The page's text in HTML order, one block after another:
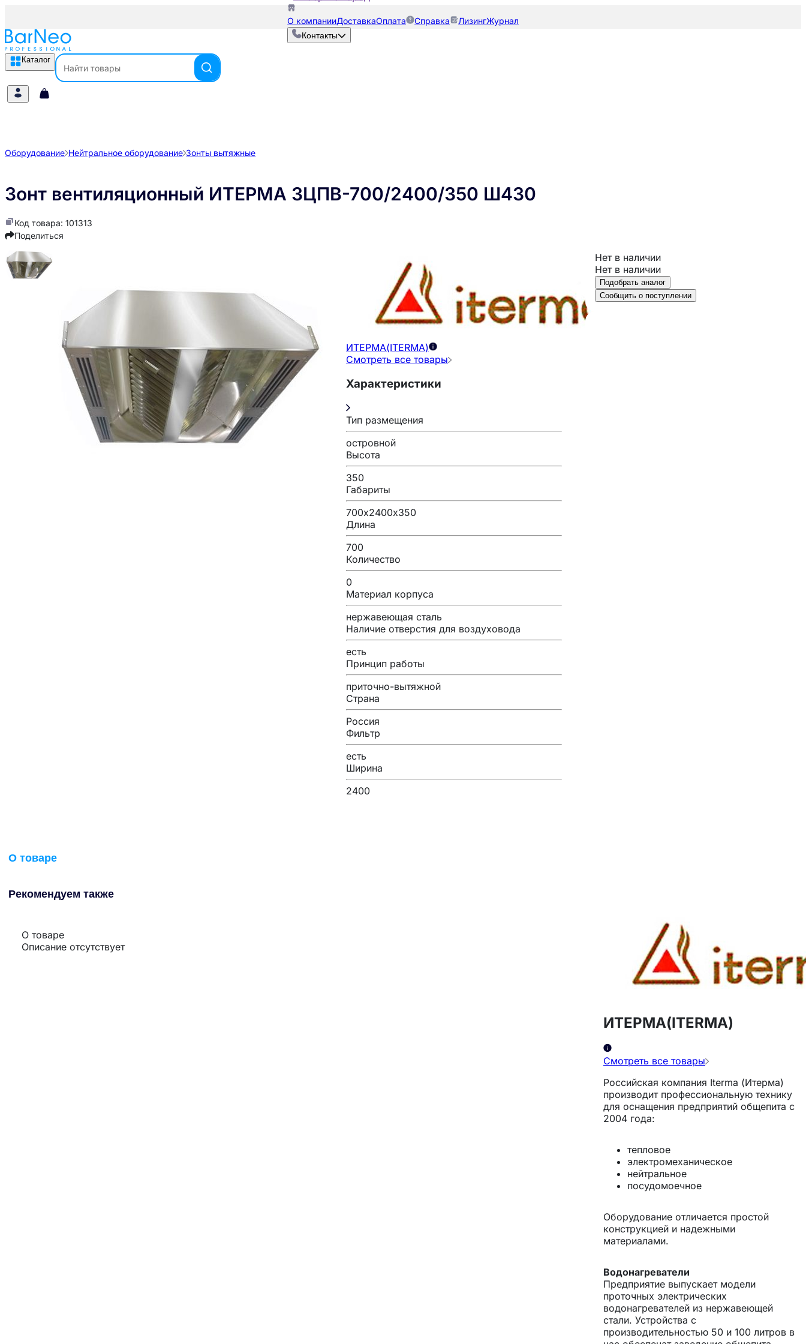
О компанииДоставкаОплата Справка ЛизингЖурнал
Контакты
Каталог
Оборудование Нейтральное оборудование Зонты вытяжные
Зонт вентиляционный ИТЕРМА ЗЦПВ-700/2400/350 Ш430
Код товара: 101313
Поделиться
ИТЕРМА(ITERMA)
Смотреть все товары
Характеристики
Тип размещения
островной
Высота
350
Габариты
700х2400х350
Длина
700
Количество
0
Материал корпуса
нержавеющая сталь
Наличие отверстия для воздуховода
есть
Принцип работы
приточно-вытяжной
Страна
Россия
Фильтр
есть
Ширина
2400
Нет в наличии
Нет в наличии
Подобрать аналог
Сообщить о поступлении
О товаре
Рекомендуем также
О товаре
Описание отсутствует
ИТЕРМА(ITERMA)
Смотреть все товары
Российская компания Iterma (Итерма)
производит профессиональную технику
для оснащения предприятий общепита с
2004 года:
тепловое
электромеханическое
нейтральное
посудомоечное
Оборудование отличается простой
конструкцией и надежными
материалами.
Водонагреватели
Предприятие выпускает модели
проточных электрических
водонагревателей из нержавеющей
стали. Устройства с
производительностью 50 и 100 литров в